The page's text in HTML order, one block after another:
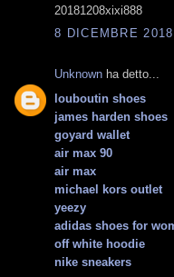
20181208xixi888
8 DICEMBRE
Unknown ha detto...
louboutin shoes
james harden shoes
goyard wallet
air max 90
air max
michael kors outlet
yeezy
adidas shoes for
off white hoodie
nike sneakers